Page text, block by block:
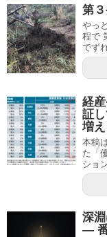
第
やっ
程で
でず
経
証
増
本稿
た「
ショ
深
—